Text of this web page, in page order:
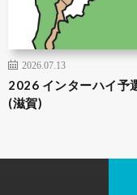
2026.07.13
2026 インターハイ予
(滋賀)